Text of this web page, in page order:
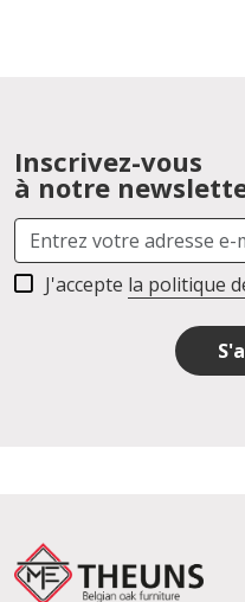
Inscrivez-vous
à notre
J'accepte la politique